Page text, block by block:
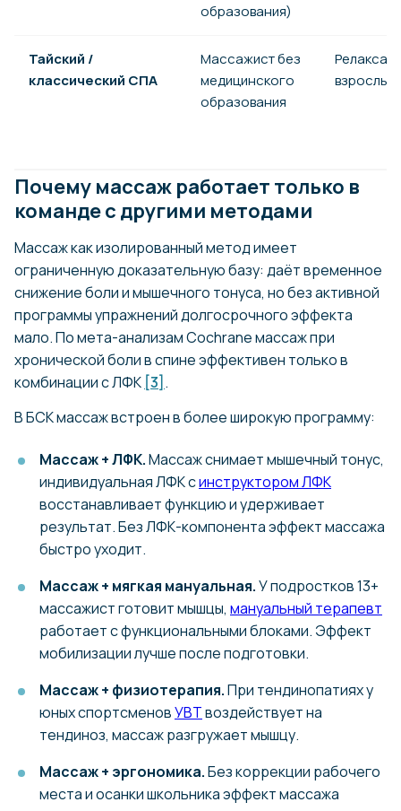
образования)
Тайский /
классический СПА
Массажист без
медицинского
образования
взрослых
Почему массаж работает только в
команде с другими методами
Массаж как изолированный метод имеет
ограниченную доказательную базу: даёт временное
снижение боли и мышечного тонуса, но без активной
программы упражнений долгосрочного эффекта
мало. По мета-анализам Cochrane массаж при
хронической боли в спине эффективен только в
комбинации с ЛФК [3] .
В БСК массаж встроен в более широкую программу:
Массаж + ЛФК.Массаж снимает мышечный тонус,
индивидуальная ЛФК синструктором ЛФК
восстанавливает функцию и удерживает
результат. Без ЛФК-компонента эффект массажа
быстро уходит.
Массаж + мягкая мануальная.У подростков 13+
массажист готовит мышцы, мануальный терапевт
работает с функциональными блоками. Эффект
мобилизации лучше после подготовки.
Массаж + физиотерапия.При тендинопатиях у
юных спортсменовУВТвоздействует на
тендиноз, массаж разгружает мышцу.
Массаж + эргономика.Без коррекции рабочего
места и осанки школьника эффект массажа